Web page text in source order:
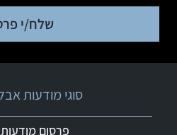
שלח/י
סוגי מודעות
פרסום